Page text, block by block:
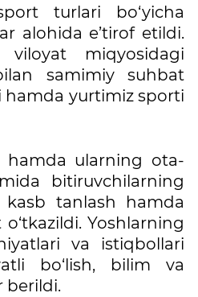
turlari bo‘yicha
alohida e’tirof etildi.
miqyosidagi
samimiy suhbat
hamda yurtimiz sporti
hamda ularning ota-
bitiruvchilarning
kasb tanlash hamda
Yoshlarning
va istiqbollari
bo‘lish, bilim va
berildi.